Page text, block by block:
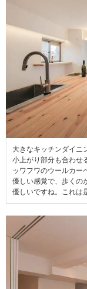
大きなキッチンダイニ
小上がり部分も合わせ
ッワフワのウールカー
優しい感覚で、歩くの
優しいですね。これは